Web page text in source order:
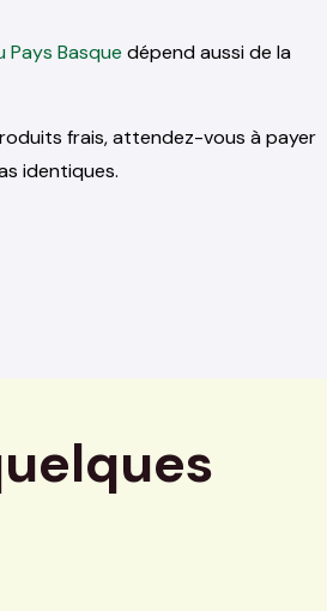
Pays Basque dépend aussi de la
frais, attendez-vous à payer
identiques.